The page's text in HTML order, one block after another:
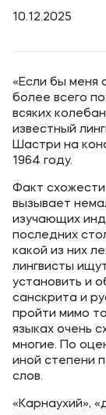
10.12.2025
«Если бы меня
более всего
всяких
известный
Шастри на
1964 году.
Факт схожести
вызывает
изучающих
последних
какой из них
лингвисты
установить и
санскрита и
пройти мимо
языках очень
многие. По
иной степени
слов.
«Карнаухий»,